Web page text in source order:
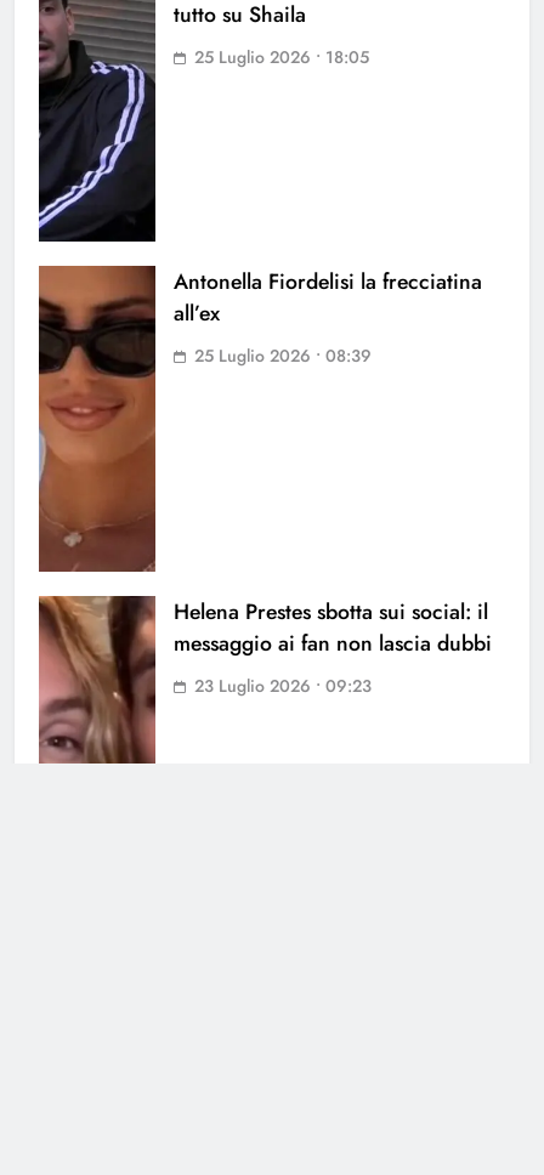
tutto su Shaila
25 Luglio 2026 • 18:05
Antonella Fiordelisi la frecciatina
all’ex
25 Luglio 2026 • 08:39
Helena Prestes sbotta sui social: il
messaggio ai fan non lascia dubbi
23 Luglio 2026 • 09:23